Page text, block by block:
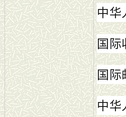
中华
国际
国际
中华